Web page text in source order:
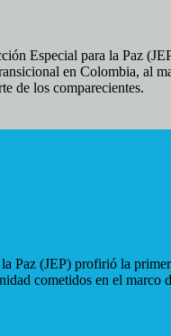
Especial para la Paz
en Colombia, al
de los comparecientes.
Paz (JEP) profirió la
cometidos en el marco